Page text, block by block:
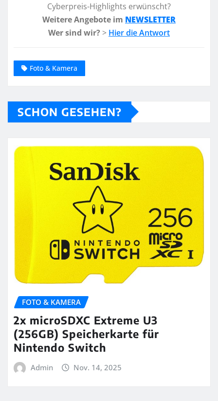
Cyberpreis-Highlights erwünscht?
Weitere Angebote im NEWSLETTER
Wer sind wir? > Hier die Antwort
Foto & Kamera
SCHON GESEHEN?
FOTO & KAMERA
2x microSDXC Extreme U3
(256GB) Speicherkarte für
Nintendo Switch
Admin Nov. 14, 2025